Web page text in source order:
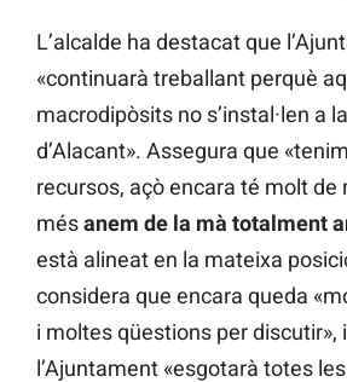
L’alcalde ha destacat que
«continuarà treballant perquè
macrodipòsits no s’instal·len a
d’Alacant». Assegura que
recursos, açò encara té molt de
mésanem de la mà totalment
està alineat en la mateixa
considera que encara queda
i moltes qüestions per discutir»,
l’Ajuntament «esgotarà totes